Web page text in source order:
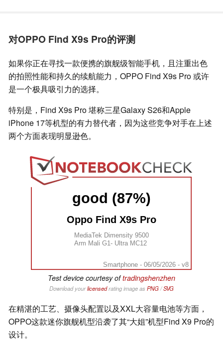
对OPPO Find X9s Pro的评测
如果你正在寻找一款便携的旗舰级智能手机，且注重出色
的拍照性能和持久的续航能力，OPPO Find X9s Pro 或许
是一个极具吸引力的选择。
特别是，Find X9s Pro 堪称三星Galaxy S26和Apple
iPhone 17等机型的有力替代者，因为这些竞争对手在上述
两个方面表现明显逊色。
good (87%)
Oppo Find X9s Pro
MediaTek Dimensity 9500
Arm Mali G1- Ultra MC12
Smartphone - 06/05/2026 - v8
Test device courtesy oftradingshenzhen
Download yourlicensedrating image as PNG/SVG
在精湛的工艺、摄像头配置以及XXL大容量电池等方面，
OPPO这款迷你旗舰机型沿袭了其“大姐”机型Find X9 Pro的
设计。